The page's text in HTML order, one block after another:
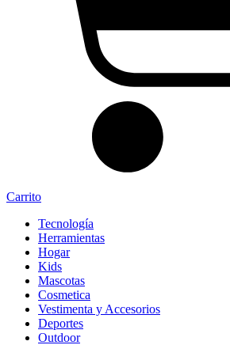
Carrito
Tecnología
Herramientas
Hogar
Kids
Mascotas
Cosmetica
Vestimenta y Accesorios
Deportes
Outdoor